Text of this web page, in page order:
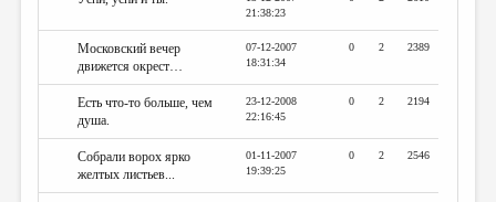
21:38:23
Московский вечер
движется окрест…
07-12-2007
18:31:34
0 2 2389
Есть что-то больше, чем
душа.
23-12-2008
22:16:45
0 2 2194
Собрали ворох ярко
желтых листьев...
01-11-2007
19:39:25
0 2 2546